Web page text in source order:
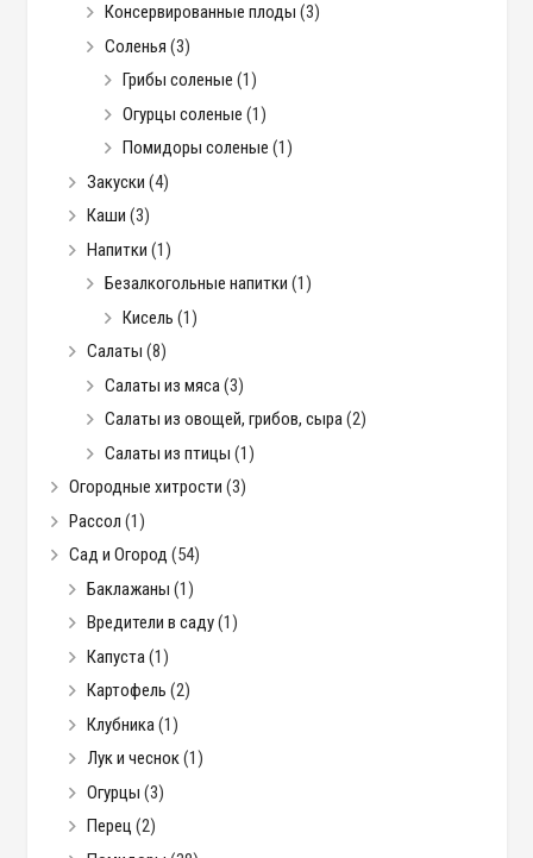
Консервированные плоды (3)
Соленья (3)
Грибы соленые (1)
Огурцы соленые (1)
Помидоры соленые (1)
Закуски (4)
Каши (3)
Напитки (1)
Безалкогольные напитки (1)
Кисель (1)
Салаты (8)
Салаты из мяса(3)
Салаты из овощей, грибов, сыра(2)
Салаты из птицы (1)
Огородные хитрости (3)
Рассол (1)
Сад и Огород (54)
Баклажаны (1)
Вредители в саду(1)
Капуста(1)
Картофель (2)
Клубника(1)
Лук и чеснок(1)
Огурцы (3)
Перец (2)